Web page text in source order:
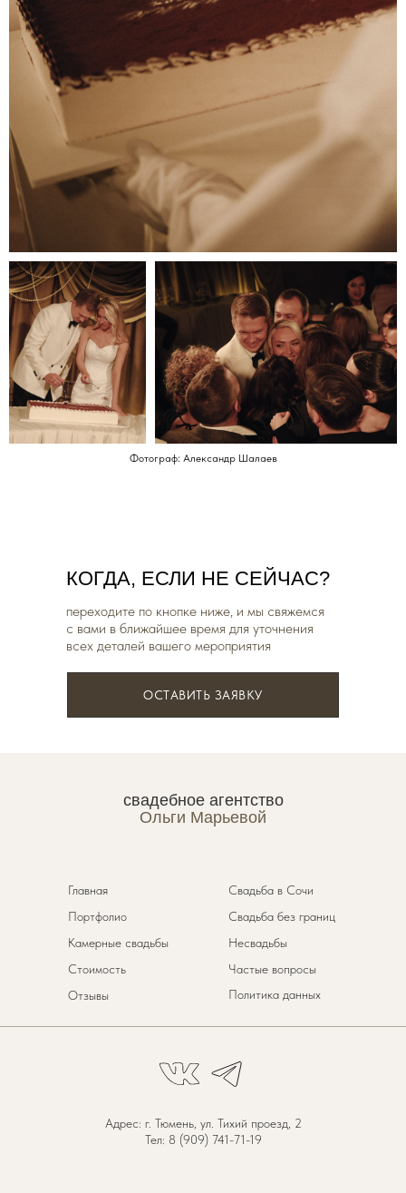
Фотограф: Александр Шалаев
ОСТАВИТЬ ЗАЯВКУ
КОГДА, ЕСЛИ НЕ СЕЙЧАС?
переходите по кнопке ниже, и мы свяжемся
с вами в ближайшее время для уточнения
всех деталей вашего мероприятия
Адрес: г. Тюмень, ул. Тихий проезд, 2
Тел: 8 (909) 741-71-19
свадебное агентство
Ольги Марьевой
Главная
Портфолио
Стоимость
Отзывы
Камерные свадьбы
Свадьба без границ
Несвадьбы
Частые вопросы
Политика данных
Свадьба в Сочи